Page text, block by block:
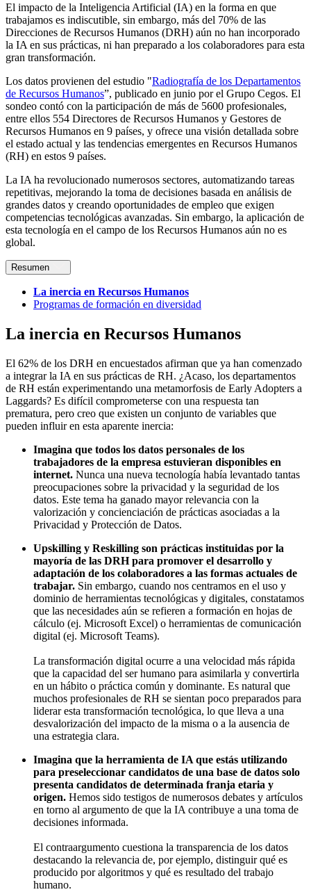
El impacto de la Inteligencia Artificial (IA) en la forma en que
trabajamos es indiscutible, sin embargo, más del 70% de las
Direcciones de Recursos Humanos (DRH) aún no han incorporado
la IA en sus prácticas, ni han preparado a los colaboradores para esta
gran transformación.
Los datos provienen del estudio "Radiografía de los Departamentos
de Recursos Humanos”, publicado en junio por el Grupo Cegos. El
sondeo contó con la participación de más de 5600 profesionales,
entre ellos 554 Directores de Recursos Humanos y Gestores de
Recursos Humanos en 9 países, y ofrece una visión detallada sobre
el estado actual y las tendencias emergentes en Recursos Humanos
(RH) en estos 9 países.
La IA ha revolucionado numerosos sectores, automatizando tareas
repetitivas, mejorando la toma de decisiones basada en análisis de
grandes datos y creando oportunidades de empleo que exigen
competencias tecnológicas avanzadas. Sin embargo, la aplicación de
esta tecnología en el campo de los Recursos Humanos aún no es
global.
Resumen
La inercia en Recursos Humanos
Programas de formación en diversidad
La inercia en Recursos Humanos
El 62% de los DRH en encuestados afirman que ya han comenzado
a integrar la IA en sus prácticas de RH. ¿Acaso, los departamentos
de RH están experimentando una metamorfosis de Early Adopters a
Laggards? Es difícil comprometerse con una respuesta tan
prematura, pero creo que existen un conjunto de variables que
pueden influir en esta aparente inercia:
Imagina que todos los datos personales de los
trabajadores de la empresa estuvieran disponibles en
internet. Nunca una nueva tecnología había levantado tantas
preocupaciones sobre la privacidad y la seguridad de los
datos. Este tema ha ganado mayor relevancia con la
valorización y concienciación de prácticas asociadas a la
Privacidad y Protección de Datos.
Upskilling y Reskilling son prácticas instituidas por la
mayoría de las DRH para promover el desarrollo y
adaptación de los colaboradores a las formas actuales de
trabajar. Sin embargo, cuando nos centramos en el uso y
dominio de herramientas tecnológicas y digitales, constatamos
que las necesidades aún se refieren a formación en hojas de
cálculo (ej. Microsoft Excel) o herramientas de comunicación
digital (ej. Microsoft Teams).
La transformación digital ocurre a una velocidad más rápida
que la capacidad del ser humano para asimilarla y convertirla
en un hábito o práctica común y dominante. Es natural que
muchos profesionales de RH se sientan poco preparados para
liderar esta transformación tecnológica, lo que lleva a una
desvalorización del impacto de la misma o a la ausencia de
una estrategia clara.
Imagina que la herramienta de IA que estás utilizando
para preseleccionar candidatos de una base de datos solo
presenta candidatos de determinada franja etaria y
origen. Hemos sido testigos de numerosos debates y artículos
en torno al argumento de que la IA contribuye a una toma de
decisiones informada.
El contraargumento cuestiona la transparencia de los datos
destacando la relevancia de, por ejemplo, distinguir qué es
producido por algoritmos y qué es resultado del trabajo
humano.